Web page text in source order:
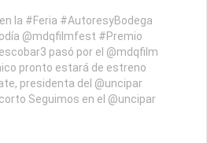
la #Feria #AutoresyBodega
@mdqfilmfest #Premio
pasó por el @mdqfilm
pronto estará de estreno
presidenta del @uncipar
Seguimos en el @uncipar